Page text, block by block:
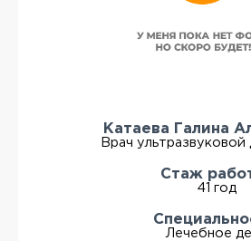
Катаева Галина
Врач ультразвуковой
Стаж
41 год
Лечебное